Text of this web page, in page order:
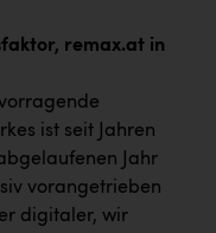
remax.at in
ist seit Jahren
Jahr
vorangetrieben
digitaler, wir